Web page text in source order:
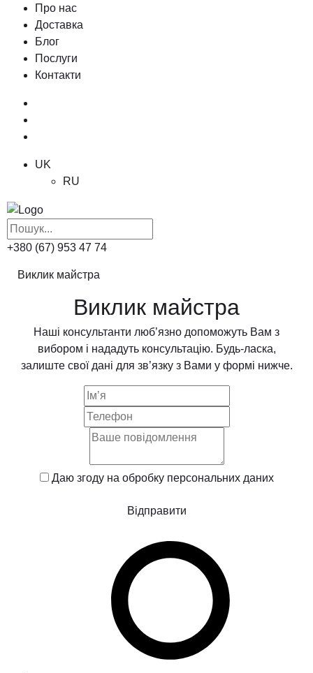
Про нас
Доставка
Блог
Послуги
Контакти
UK
RU
+380 (67) 953 47 74
Виклик майстра
Виклик майстра
Наші консультанти люб’язно допоможуть Вам з
вибором і нададуть консультацію. Будь-ласка,
залиште свої дані для зв’язку з Вами у формі нижче.
Даю згоду на обробку персональних даних
Відправити